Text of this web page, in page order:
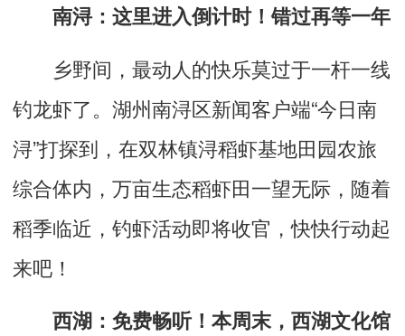
南浔：这里进入倒计时！错过再等一年
乡野间，最动人的快乐莫过于一杆一线
钓龙虾了。湖州南浔区新闻客户端“今日南
浔”打探到，在双林镇浔稻虾基地田园农旅
综合体内，万亩生态稻虾田一望无际，随着
稻季临近，钓虾活动即将收官，快快行动起
来吧！
西湖：免费畅听！本周末，西湖文化馆